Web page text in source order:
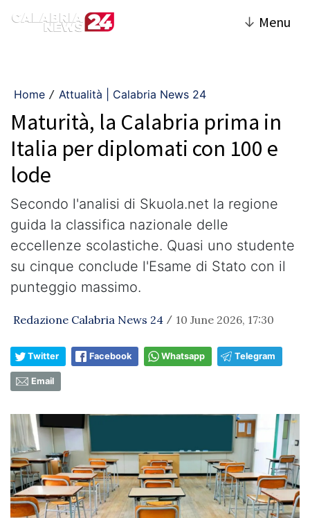
↓ Menu
Home / Attualità | Calabria News 24
Maturità, la Calabria prima in
Italia per diplomati con 100 e
lode
Secondo l'analisi di Skuola.net la regione
guida la classifica nazionale delle
eccellenze scolastiche. Quasi uno studente
su cinque conclude l'Esame di Stato con il
punteggio massimo.
Redazione Calabria News 24 / 10 June 2026, 17:30
Twitter Facebook Whatsapp Telegram
Email